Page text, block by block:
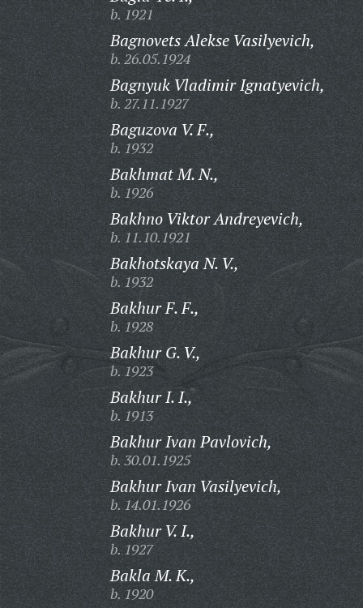
b. 1921
Bagnovets Alekse Vasilyevich,
b. 26.05.1924
Bagnyuk Vladimir Ignatyevich,
b. 27.11.1927
Baguzova V. F.,
b. 1932
Bakhmat M. N.,
b. 1926
Bakhno Viktor Andreyevich,
b. 11.10.1921
Bakhotskaya N. V.,
b. 1932
Bakhur F. F.,
b. 1928
Bakhur G. V.,
b. 1923
Bakhur I. I.,
b. 1913
Bakhur Ivan Pavlovich,
b. 30.01.1925
Bakhur Ivan Vasilyevich,
b. 14.01.1926
Bakhur V. I.,
b. 1927
Bakla M. K.,
b. 1920